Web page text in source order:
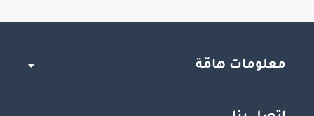
معلومات هامّة